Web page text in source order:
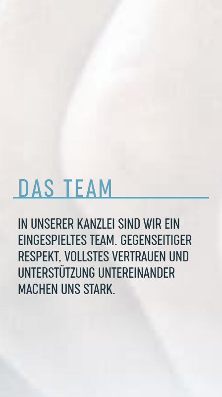
DASTEAM
IN UNSERER KANZLEI SIND WIR EIN
EINGESPIELTES TEAM. GEGENSEITIGER
RESPEKT, VOLLSTES VERTRAUEN UND
UNTERSTÜTZUNG UNTEREINANDER
MACHEN UNS STARK.